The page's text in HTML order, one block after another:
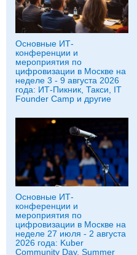
Основные ИТ-
конференции и
мероприятия по
цифровизации в Москве на
неделе 3 - 9 августа 2026
года: ИТ-Пикник, Такси, IT
Founder Camp и другие
Основные ИТ-
конференции и
мероприятия по
цифровизации в Москве на
неделе 27 июля - 2 августа
2026 года: Kuber
Community Day, Summer